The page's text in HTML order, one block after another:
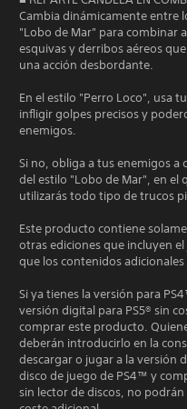
Cambia dinámicamente entre
"Lobo de Mar" para combinar
esquivas y derribos aéreos
una acción desbordante.
En el estilo "Perro Loco", usa
infligir golpes precisos y
enemigos.
Si no, obliga a tus enemigos
del estilo "Lobo de Mar", en el
utilizarás todo tipo de trucos
Este producto contiene
otras ediciones que incluyen
que los contenidos
Si ya tienes la versión para
versión digital para PS5® sin
comprar este producto.
deberán introducirlo en la
descargar o jugar a la versión
disco de juego de PS4™ y
sin lector de discos, no